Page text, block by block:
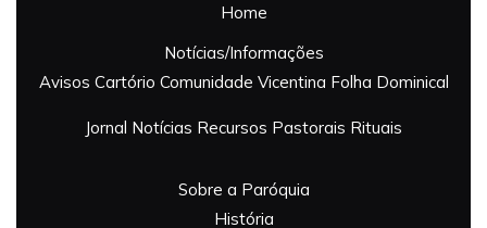
Home
Notícias/Informações
Avisos Cartório Comunidade Vicentina Folha Dominical
Jornal Notícias Recursos Pastorais Rituais
Sobre a Paróquia
História